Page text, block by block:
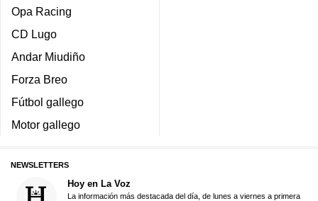
Opa Racing
CD Lugo
Andar Miudiño
Forza Breo
Fútbol gallego
Motor gallego
NEWSLETTERS
Hoy en La Voz
La información más destacada del día, de lunes a viernes a primera